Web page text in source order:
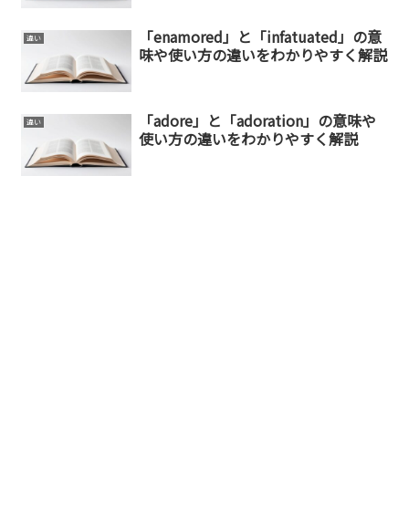
違い
「enamored」と「infatuated」の意
味や使い方の違いをわかりやすく解説
違い
「adore」と「adoration」の意味や
使い方の違いをわかりやすく解説